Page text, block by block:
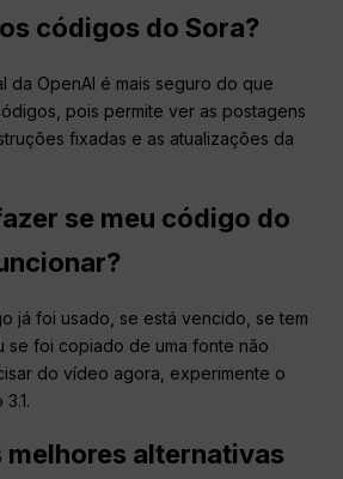
códigos do Sora?
da OpenAI é mais seguro do que
pois permite ver as postagens
fixadas e as atualizações da
se meu código do
já foi usado, se está vencido, se tem
se foi copiado de uma fonte não
do vídeo agora, experimente o
melhores alternativas